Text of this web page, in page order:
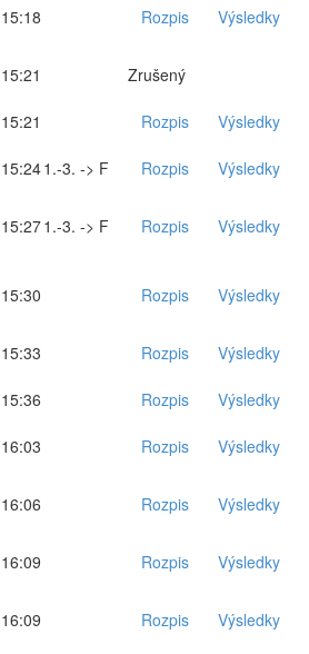
15:18 Rozpis Výsledky
15:21 Zrušený
15:21 Rozpis Výsledky
15:241.-3. -> F Rozpis Výsledky
15:271.-3. -> F Rozpis Výsledky
15:30 Rozpis Výsledky
15:33 Rozpis Výsledky
15:36 Rozpis Výsledky
16:03 Rozpis Výsledky
16:06 Rozpis Výsledky
16:09 Rozpis Výsledky
16:09 Rozpis Výsledky